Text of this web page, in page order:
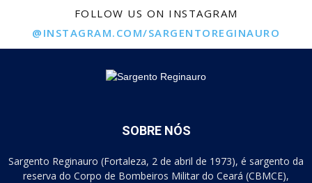
FOLLOW US ON INSTAGRAM
@INSTAGRAM.COM/SARGENTOREGINAURO
SOBRE NÓS
Sargento Reginauro (Fortaleza, 2 de abril de 1973), é sargento da
reserva do Corpo de Bombeiros Militar do Ceará (CBMCE),